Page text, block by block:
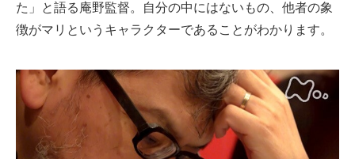
た」と語る庵野監督。自分の中にはないもの、他者の象
徴がマリというキャラクターであることがわかります。